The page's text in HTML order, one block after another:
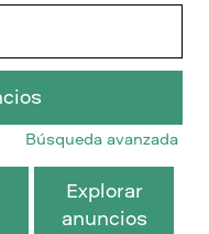
Búsqueda avanzada
Explorar
anuncios